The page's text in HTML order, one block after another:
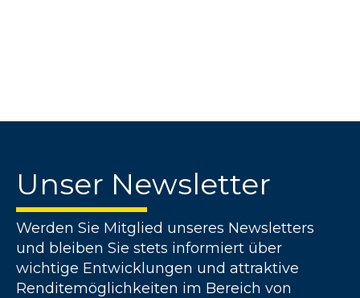
Unser Newsletter
Werden Sie Mitglied unseres Newsletters
und bleiben Sie stets informiert über
wichtige Entwicklungen und attraktive
Renditemöglichkeiten im Bereich von